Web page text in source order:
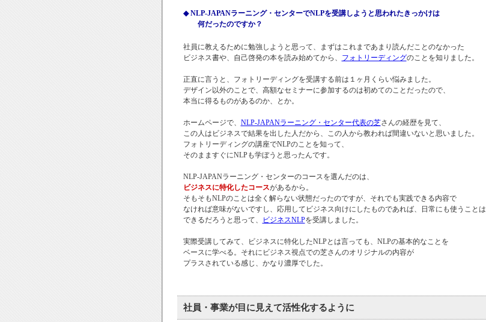
◆ NLP-JAPANラーニング・センターでNLPを受講しようと思われたきっかけは
何だったのですか？
社員に教えるために勉強しようと思って、まずはこれまであまり読んだことのなかった
ビジネス書や、自己啓発の本を読み始めてから、
フォトリーディングのことを知りました。
正直に言うと、フォトリーディングを受講する前は１ヶ月くらい悩みました。
デザイン以外のことで、高額なセミナーに参加するのは初めてのことだったので、
本当に得るものがあるのか、とか。
ホームページで、 NLP-JAPANラーニング・センター代表の芝さんの経歴を見て、
この人はビジネスで結果を出した人だから、この人から教われば間違いないと思いました。
フォトリーディングの講座でNLPのことを知って、
そのまますぐにNLPも学ぼうと思ったんです。
NLP-JAPANラーニング・センターのコースを選んだのは、
ビジネスに特化したコースがあるから。
そもそもNLPのことは全く解らない状態だったのですが、それでも実践できる内容で
なければ意味がないですし、応用してビジネス向けにしたものであれば、日常にも使うことは
できるだろうと思って、
ビジネスNLPを受講しました。
実際受講してみて、ビジネスに特化したNLPとは言っても、NLPの基本的なことを
ベースに学べる。それにビジネス視点での芝さんのオリジナルの内容が
プラスされている感じ、かなり濃厚でした。
社員・事業が目に見えて活性化するように